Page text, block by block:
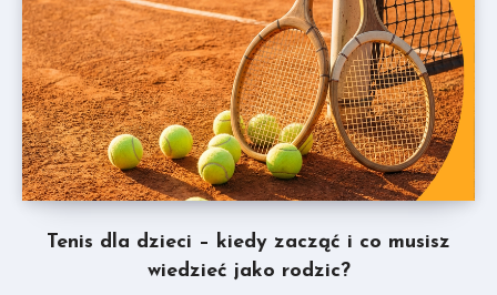
Tenis dla dzieci – kiedy zacząć i co musisz
wiedzieć jako rodzic?